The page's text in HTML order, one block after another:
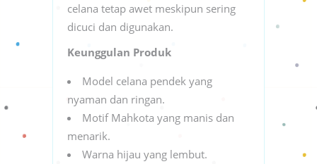
celana tetap awet meskipun sering
dicuci dan digunakan.
Keunggulan Produk
Model celana pendek yang
nyaman dan ringan.
Motif Mahkota yang manis dan
menarik.
Warna hijau yang lembut.